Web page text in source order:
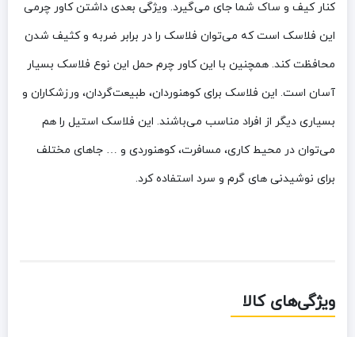
کنار کیف و ساک شما جای می‌گیرد. ویژگی بعدی داشتن کاور چرمی
این فلاسک است که می‌توان فلاسک را در برابر ضربه و کثیف شدن
محافظت کند. همچنین با این کاور چرم حمل این نوع فلاسک بسیار
آسان است. این فلاسک برای کوهنوردان، طبیعت‌گردان، ورزشکاران و
بسیاری دیگر از افراد مناسب می‌باشند. این فلاسک استیل را هم
می‌توان در محیط کاری، مسافرت، کوهنوردی و … جاهای مختلف
برای نوشیدنی های گرم و سرد استفاده کرد.
ویژگی‌های کالا